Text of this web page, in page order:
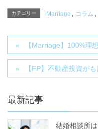
カテゴリー Marriage コラム
【Marriage】100%理
【FP】不動産投資が
最新記事
結婚相談所